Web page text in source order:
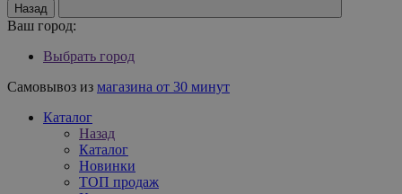
Назад
Ваш город:
Выбрать город
Самовывоз из магазина от 30 минут
Каталог
Назад
Каталог
Новинки
ТОП продаж